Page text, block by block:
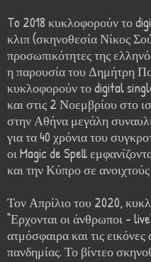
To 2018 κυκλοφορούν το
κλιπ (σκηνοθεσία Νίκος
προσωπικότητες της
η παρουσία του Δημήτρη
κυκλοφορούν το digital
και στις 2 Νοεμβρίου στο
στην Αθήνα μεγάλη
για τα 40 χρόνια του
οι Magic de Spell
και την Κύπρο σε
Τον Απρίλιο του 2020,
"Ερχονται οι άνθρωποι -
ατμόσφαιρα και τις
πανδημίας. Το βίντεο